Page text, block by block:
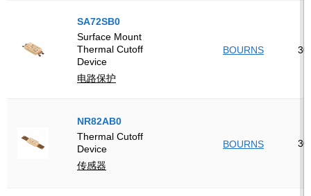
SA72SB0
Surface Mount
Thermal Cutoff
Device
电路保护
BOURNS 30
NR82AB0
Thermal Cutoff
Device
传感器
BOURNS 30